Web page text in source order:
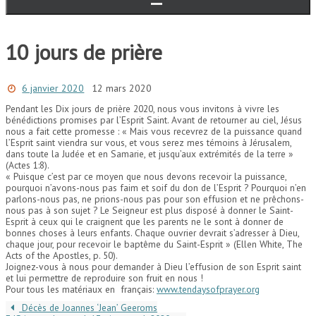
10 jours de prière
6 janvier 2020
12 mars 2020
Pendant les Dix jours de prière 2020, nous vous invitons à vivre les
bénédictions promises par l’Esprit Saint. Avant de retourner au ciel, Jésus
nous a fait cette promesse : « Mais vous recevrez de la puissance quand
l’Esprit saint viendra sur vous, et vous serez mes témoins à Jérusalem,
dans toute la Judée et en Samarie, et jusqu’aux extrémités de la terre »
(Actes 1:8).
« Puisque c’est par ce moyen que nous devons recevoir la puissance,
pourquoi n’avons-nous pas faim et soif du don de l’Esprit ? Pourquoi n’en
parlons-nous pas, ne prions-nous pas pour son effusion et ne prêchons-
nous pas à son sujet ? Le Seigneur est plus disposé à donner le Saint-
Esprit à ceux qui le craignent que les parents ne le sont à donner de
bonnes choses à leurs enfants. Chaque ouvrier devrait s’adresser à Dieu,
chaque jour, pour recevoir le baptême du Saint-Esprit » (Ellen White, The
Acts of the Apostles, p. 50).
Joignez-vous à nous pour demander à Dieu l’effusion de son Esprit saint
et lui permettre de reproduire son fruit en nous !
Pour tous les matériaux en français: www.tendaysofprayer.org
Décès de Joannes ‘Jean’ Geeroms